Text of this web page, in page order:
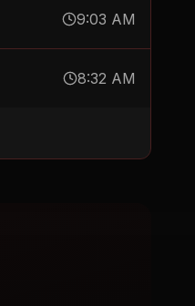
9:03 AM
8:32 AM